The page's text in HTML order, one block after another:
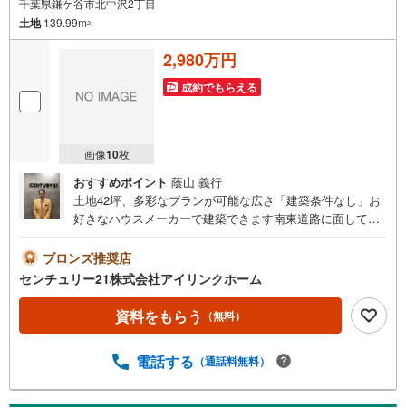
千葉県鎌ケ谷市北中沢2丁目
土地139.99m2
画像10枚
2,980万円
成約でもらえる
おすすめポイント 蔭山 義行
土地42坪、多彩なプランが可能な広さ「建築条件なし」お
好きなハウスメーカーで建築できます南東道路に面してお
求のみ大歓迎！ご案内も即日ご対応可能◆◆～住まい探し
なら【アイリンクホーム】にお任せください～～おすすめ
ポイント～●ほぼ整形地●一戸建ての多いエリア、静かで落
ち着いた雰囲気●【北初富】駅徒歩14分●中部小学校（1.3k
m）・第四中学校（1.2km）●気軽な近さの西ノ砂台に公園
前に必ずお問い合わせくださいませ）《コース内容（所要
ブロンズ推奨店
センチュリー21株式会社アイリンクホーム
資料をもらう （無料）
電話する （通話料無料）